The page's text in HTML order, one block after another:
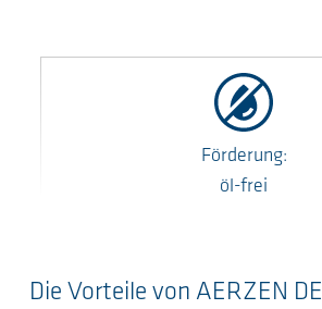
Förderung:
öl-frei
Die Vorteile von AERZEN